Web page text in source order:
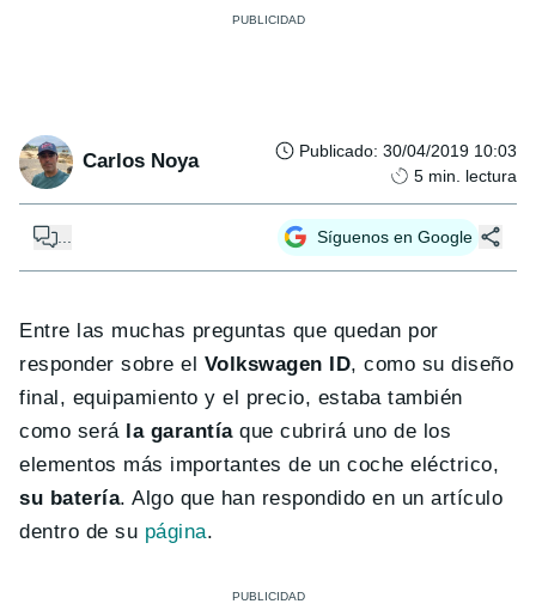
Carlos Noya Publicado: 30/04/2019 10:03
5 min. lectura
Síguenos en Google
Entre las muchas preguntas que quedan por
responder sobre el Volkswagen ID, como su diseño
final, equipamiento y el precio, estaba también
como será la garantíaque cubrirá uno de los
elementos más importantes de un coche eléctrico,
su batería. Algo que han respondido en un artículo
dentro de su página.